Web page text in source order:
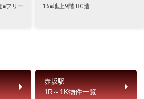
■フリー
16■地上9階 RC造
赤坂駅
1R～1K物件一覧